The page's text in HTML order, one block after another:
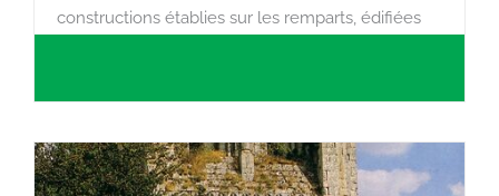
constructions établies sur les remparts, édifiées